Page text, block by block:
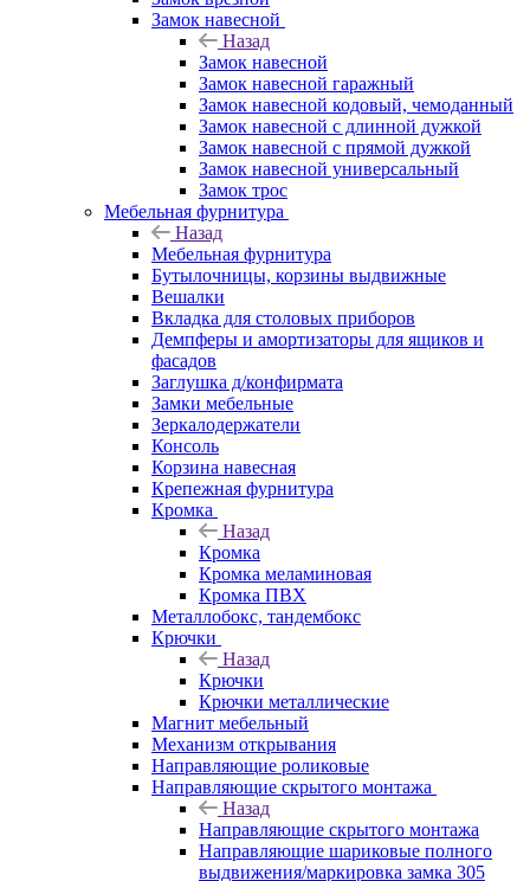
Замок навесной
Назад
Замок навесной
Замок навесной гаражный
Замок навесной кодовый, чемоданный
Замок навесной с длинной дужкой
Замок навесной с прямой дужкой
Замок навесной универсальный
Замок трос
Мебельная фурнитура
Назад
Мебельная фурнитура
Бутылочницы, корзины выдвижные
Вешалки
Вкладка для столовых приборов
Демпферы и амортизаторы для ящиков и
фасадов
Заглушка д/конфирмата
Замки мебельные
Зеркалодержатели
Консоль
Корзина навесная
Крепежная фурнитура
Кромка
Назад
Кромка
Кромка меламиновая
Кромка ПВХ
Металлобокс, тандембокс
Крючки
Назад
Крючки
Крючки металлические
Магнит мебельный
Механизм открывания
Направляющие роликовые
Направляющие скрытого монтажа
Назад
Направляющие скрытого монтажа
Направляющие шариковые полного
выдвижения/маркировка замка 305